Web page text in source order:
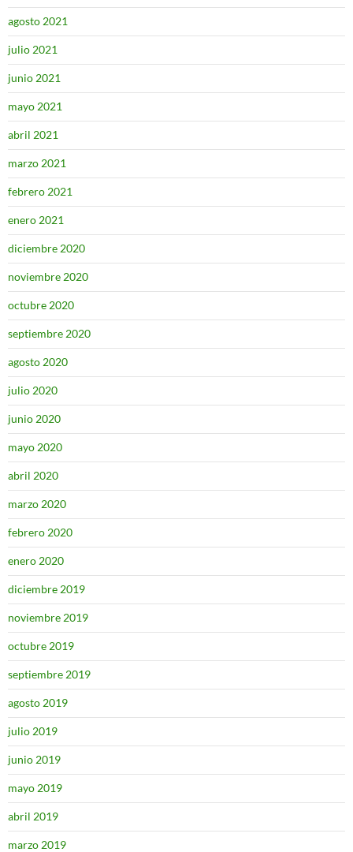
agosto 2021
julio 2021
junio 2021
mayo 2021
abril 2021
marzo 2021
febrero 2021
enero 2021
diciembre 2020
noviembre 2020
octubre 2020
septiembre 2020
agosto 2020
julio 2020
junio 2020
mayo 2020
abril 2020
marzo 2020
febrero 2020
enero 2020
diciembre 2019
noviembre 2019
octubre 2019
septiembre 2019
agosto 2019
julio 2019
junio 2019
mayo 2019
abril 2019
marzo 2019